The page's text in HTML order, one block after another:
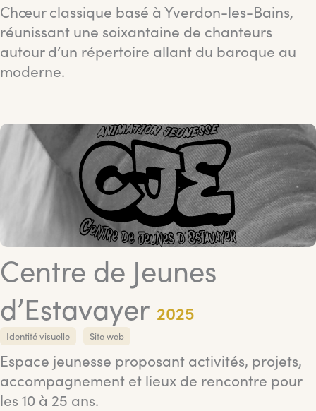
Chœur classique basé à Yverdon-les-Bains,
réunissant une soixantaine de chanteurs
autour d’un répertoire allant du baroque au
moderne.
Centre de Jeunes
d’Estavayer 2025
Identité visuelle Site web
Espace jeunesse proposant activités, projets,
accompagnement et lieux de rencontre pour
les 10 à 25 ans.